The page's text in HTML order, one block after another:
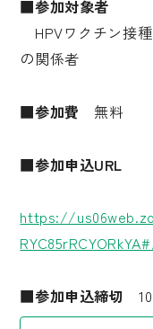
■参加対象者
HPVワクチン接
の関係者
■参加費 無料
■参加申込URL
https://
■参加申込締切